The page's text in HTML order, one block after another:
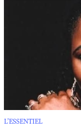
L’ESSENTIEL